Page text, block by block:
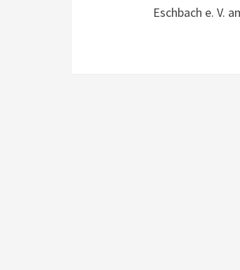
Eschbach e. V.